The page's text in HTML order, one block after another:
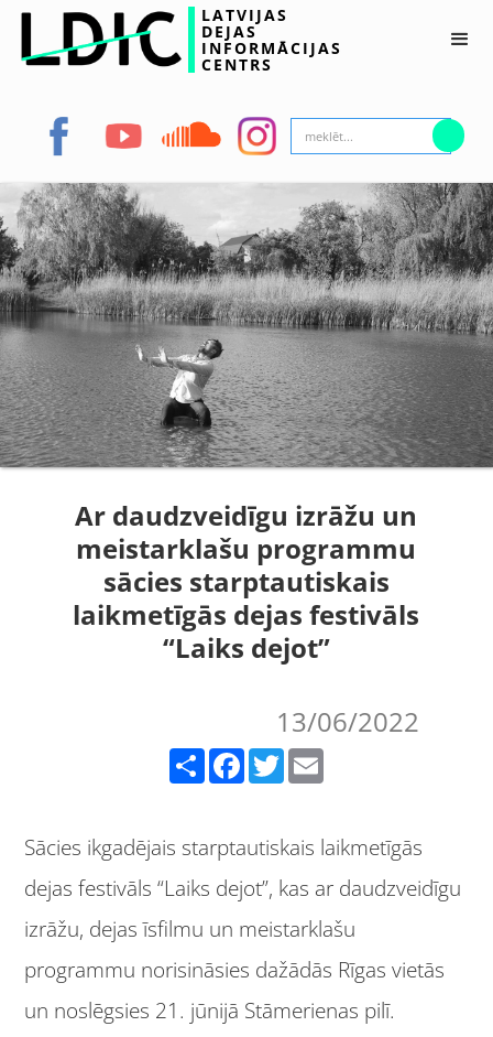
LATVIJAS
DEJAS
INFORMĀCIJAS
CENTRS
Ar daudzveidīgu izrāžu un
meistarklašu programmu
sācies starptautiskais
laikmetīgās dejas festivāls
“Laiks dejot”
13/06/2022
Facebook Twitter
Sācies ikgadējais starptautiskais laikmetīgās
dejas festivāls “Laiks dejot”, kas ar daudzveidīgu
izrāžu, dejas īsfilmu un meistarklašu
programmu norisināsies dažādās Rīgas vietās
un noslēgsies 21. jūnijā Stāmerienas pilī.